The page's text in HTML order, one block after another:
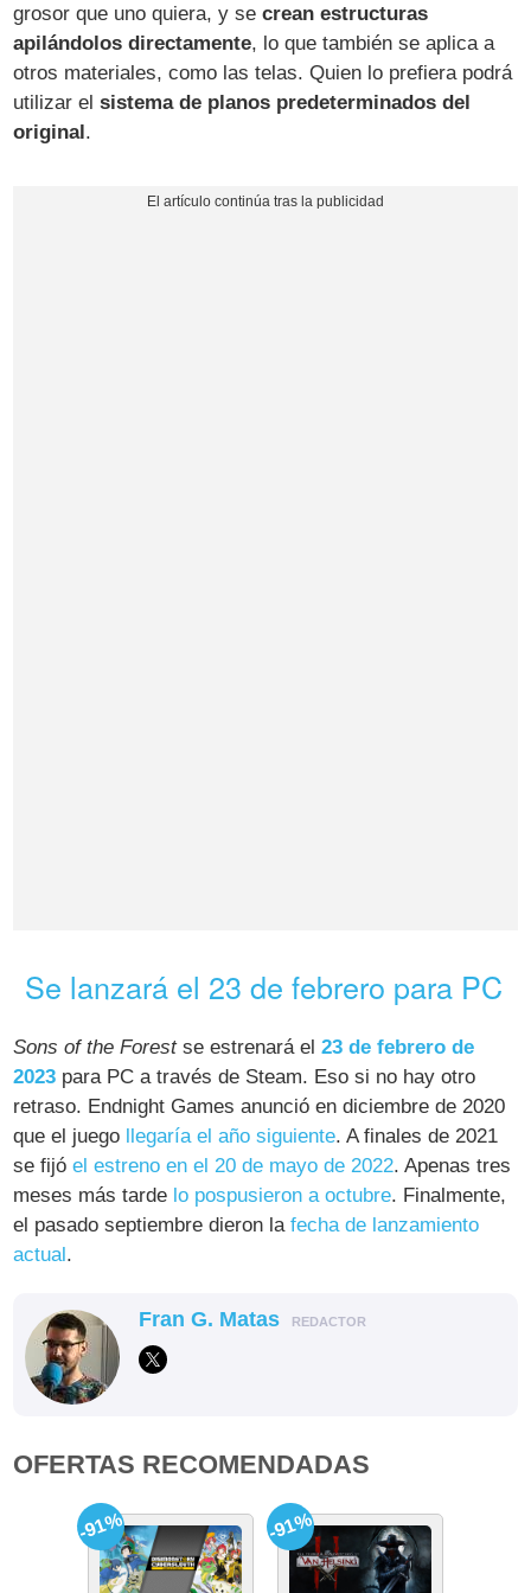
grosor que uno quiera, y secrean estructuras
apilándolos directamente, lo que también se aplica a
otros materiales, como las telas. Quien lo prefiera podrá
utilizar elsistema de planos predeterminados del
original.
Se lanzará el 23 de febrero para PC
Sons of the Forestse estrenará el23 de febrero de
2023 para PC a través de Steam. Eso si no hay otro
retraso. Endnight Games anunció en diciembre de 2020
que el juego llegaría el año siguiente. A finales de 2021
se fijóel estreno en el 20 de mayo de 2022. Apenas tres
meses más tarde lo pospusieron a octubre. Finalmente,
el pasado septiembre dieron lafecha de lanzamiento
actual.
Fran G. Matas REDACTOR
OFERTAS RECOMENDADAS
-91% -91%